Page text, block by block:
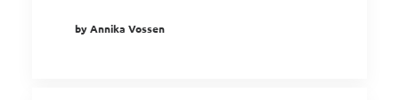
by Annika Vossen